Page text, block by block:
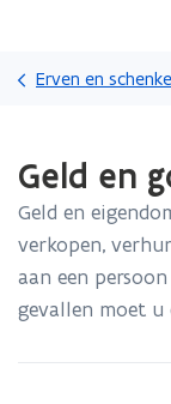
Erven en
met
laden.
bevindt
op:
Geld
Geld en
Geld en
verkopen,
aan een
gevallen moet u